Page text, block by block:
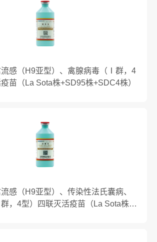
感（H9亚型）、禽腺病毒（Ⅰ群，4
苗（La Sota株+SD95株+SDC4株）
感（H9亚型）、传染性法氏囊病、
，4型）四联灭活疫苗（La Sota株